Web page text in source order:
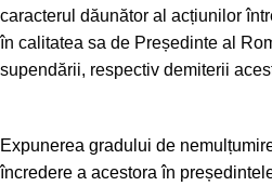
caracterul dăunător al acțiunilor
în calitatea sa de Președinte al
supendării, respectiv demiterii
Expunerea gradului de
încredere a acestora în